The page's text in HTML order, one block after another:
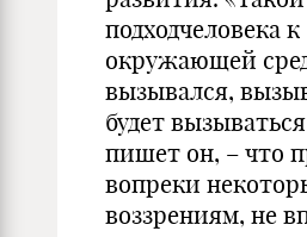
подходчеловека к
окружающей
вызывался,
будет
пишет он, – что
вопреки
воззрениям, не